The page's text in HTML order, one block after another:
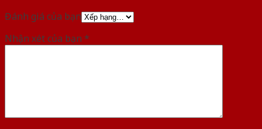
Đánh giá của bạn
Nhận xét của bạn *